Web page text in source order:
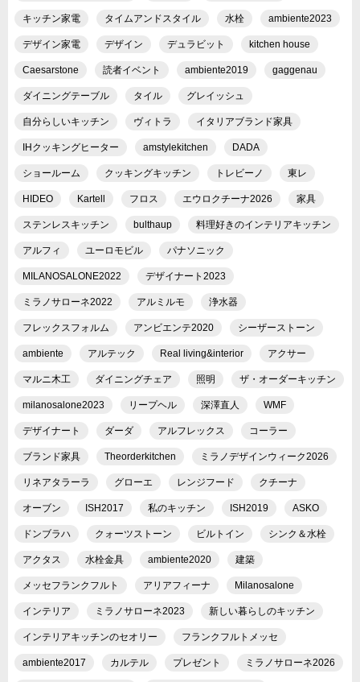
キッチン家電 タイムアンドスタイル 水栓 ambiente2023
デザイン家電 デザイン デュラビット kitchen house
Caesarstone 読者イベント ambiente2019 gaggenau
ダイニングテーブル タイル グレイッシュ
自分らしいキッチン ヴィトラ イタリアブランド家具
IHクッキングヒーター amstylekitchen DADA
ショールーム クッキングキッチン トレビーノ 東レ
HIDEO Kartell フロス エウロクチーナ2026 家具
ステンレスキッチン bulthaup 料理好きのインテリアキッチン
アルフィ ユーロモビル パナソニック
MILANOSALONE2022 デザイナート2023
ミラノサローネ2022 アルミルモ 浄水器
フレックスフォルム アンビエンテ2020 シーザーストーン
ambiente アルテック Real living&interior アクサー
マルニ木工 ダイニングチェア 照明 ザ・オーダーキッチン
milanosalone2023 リープヘル 深澤直人 WMF
デザイナート ダーダ アルフレックス コーラー
ブランド家具 Theorderkitchen ミラノデザインウィーク2026
リネアタラーラ グローエ レンジフード クチーナ
オーブン ISH2017 私のキッチン ISH2019 ASKO
ドンブラハ クォーツストーン ビルトイン シンク＆水栓
アクタス 水栓金具 ambiente2020 建築
メッセフランクフルト アリアフィーナ Milanosalone
インテリア ミラノサローネ2023 新しい暮らしのキッチン
インテリアキッチンのセオリー フランクフルトメッセ
ambiente2017 カルテル プレゼント ミラノサローネ2026